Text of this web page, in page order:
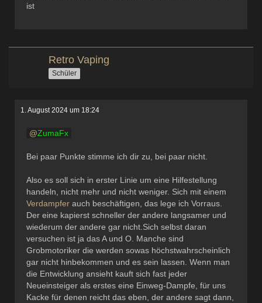
ist
Retro Vaping
Schüler
1. August 2024 um 18:24
ZumaFx
Bei paar Punkte stimme ich dir zu, bei paar nicht.
Also es soll sich in erster Linie um eine Hilfestellung
handeln, nicht mehr und nicht weniger. Sich mit einem
Verdampfer auch beschäftigen, das lege ich Vorraus.
Der eine kapierst schneller der andere langsamer und
wiederum der andere gar nicht.Sich selbst daran
versuchen ist ja das A und O. Manche sind
Grobmotoriker die werden sowas höchstwahrscheinlich
gar nicht hinbekommen und es sein lassen. Wenn man
die Entwicklung ansieht kauft sich fast jeder
Neueinsteiger als erstes eine Einweg-Dampfe, für uns
Kacke für denen reicht das eben, der andere sagt dann,